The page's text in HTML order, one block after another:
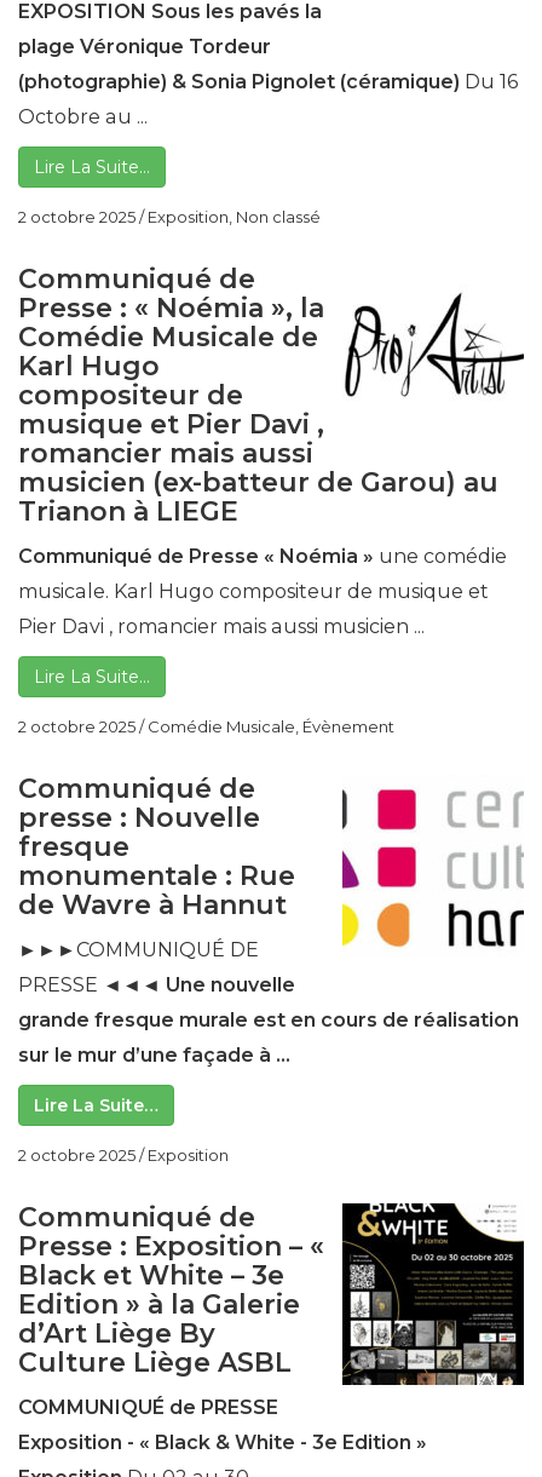
EXPOSITION Sous les pavés la
plage Véronique Tordeur
(photographie) & Sonia Pignolet (céramique) Du 16
Octobre au ...
Lire La Suite…
2 octobre 2025/Exposition Non classé
Communiqué de
Presse : « Noémia », la
Comédie Musicale de
Karl Hugo
compositeur de
musique et Pier Davi ,
romancier mais aussi
musicien (ex-batteur de Garou) au
Trianon à LIEGE
Communiqué de Presse « Noémia » une comédie
musicale. Karl Hugo compositeur de musique et
Pier Davi , romancier mais aussi musicien ...
Lire La Suite…
2 octobre 2025/Comédie Musicale Évènement
Communiqué de
presse : Nouvelle
fresque
monumentale : Rue
de Wavre à Hannut
►►►COMMUNIQUÉ DE
PRESSE ◄◄◄ Une nouvelle
grande fresque murale est en cours de réalisation
sur le mur d’une façade à ...
Lire La Suite…
2 octobre 2025/Exposition
Communiqué de
Presse : Exposition – «
Black et White – 3e
Edition » à la Galerie
d’Art Liège By
Culture Liège ASBL
COMMUNIQUÉ de PRESSE
Exposition - « Black & White - 3e Edition »